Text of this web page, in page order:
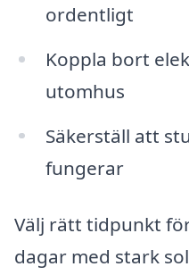
ordentligt
Koppla bort
utomhus
Säkerställ att
fungerar
Välj rätt tidpunkt
dagar med stark